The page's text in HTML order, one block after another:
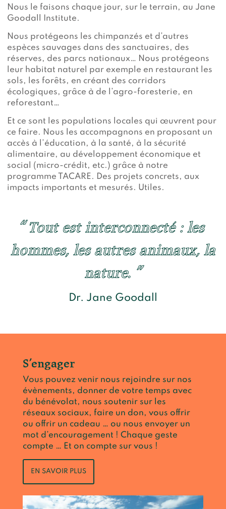
Nous le faisons chaque jour, sur le terrain, au Jane
Goodall Institute.
Nous protégeons les chimpanzés et d’autres
espèces sauvages dans des sanctuaires, des
réserves, des parcs nationaux… Nous protégeons
leur habitat naturel par exemple en restaurant les
sols, les forêts, en créant des corridors
écologiques, grâce à de l’agro-foresterie, en
reforestant…
Et ce sont les populations locales qui œuvrent pour
ce faire. Nous les accompagnons en proposant un
accès à l’éducation, à la santé, à la sécurité
alimentaire, au développement économique et
social (micro-crédit, etc.) grâce à notre
programme TACARE. Des projets concrets, aux
impacts importants et mesurés. Utiles.
Tout est interconnecté : les
hommes, les autres animaux, la
nature.
Dr. Jane Goodall
S’engager
Vous pouvez venir nous rejoindre sur nos
évènements, donner de votre temps avec
du bénévolat, nous soutenir sur les
réseaux sociaux, faire un don, vous offrir
ou offrir un cadeau … ou nous envoyer un
mot d’encouragement ! Chaque geste
compte … Et on compte sur vous !
EN SAVOIR PLUS